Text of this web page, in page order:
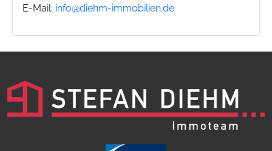
E-Mail: info@diehm-immobilien.de